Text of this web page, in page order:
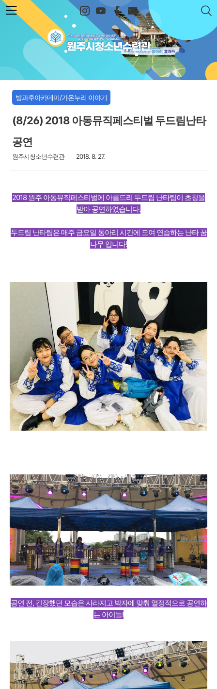
본문 바로가기
원주시청소년수련관
방과후아카데미/가온누리 이야기
(8/26) 2018 아동뮤직페스티벌 두드림난타
공연
원주시청소년수련관 2018. 8. 27.
2018 원주 아동뮤직페스티벌에 아름드리 두드림 난타팀이 초청을
받아 공연하였습니다.
두드림 난타팀은 매주 금요일 동아리 시간에 모여 연습하는 난타 꿈
나무 입니다!
공연 전, 긴장했던 모습은 사라지고 박자에 맞춰 열정적으로 공연하
는 아이들!